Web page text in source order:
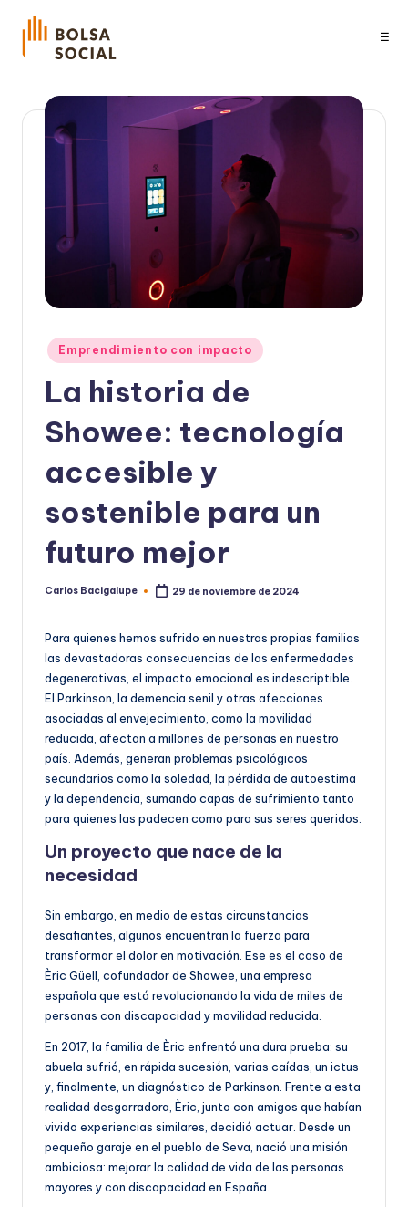
☰
Publicado
en
Emprendimiento con impacto
La historia de
Showee: tecnología
accesible y
sostenible para un
futuro mejor
Publicado
Carlos Bacigalupe 29 de noviembre de 2024
Para quienes hemos sufrido en nuestras propias familias
las devastadoras consecuencias de las enfermedades
degenerativas, el impacto emocional es indescriptible.
El Parkinson, la demencia senil y otras afecciones
asociadas al envejecimiento, como la movilidad
reducida, afectan a millones de personas en nuestro
país. Además, generan problemas psicológicos
secundarios como la soledad, la pérdida de autoestima
y la dependencia, sumando capas de sufrimiento tanto
para quienes las padecen como para sus seres queridos.
Un proyecto que nace de la
necesidad
Sin embargo, en medio de estas circunstancias
desafiantes, algunos encuentran la fuerza para
transformar el dolor en motivación. Ese es el caso de
Èric Güell, cofundador de Showee, una empresa
española que está revolucionando la vida de miles de
personas con discapacidad y movilidad reducida.
En 2017, la familia de Èric enfrentó una dura prueba: su
abuela sufrió, en rápida sucesión, varias caídas, un ictus
y, finalmente, un diagnóstico de Parkinson. Frente a esta
realidad desgarradora, Èric, junto con amigos que habían
vivido experiencias similares, decidió actuar. Desde un
pequeño garaje en el pueblo de Seva, nació una misión
ambiciosa: mejorar la calidad de vida de las personas
mayores y con discapacidad en España.